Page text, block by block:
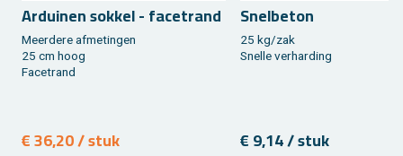
Ar­dui­nen sok­kel - fa­cetrand
Meer­de­re af­me­tin­gen
25 cm hoog
Fa­cetrand
€ 36,20 / stuk
Snel­be­ton
25 kg/zak
Snel­le ver­har­ding
€ 9,14 / stuk